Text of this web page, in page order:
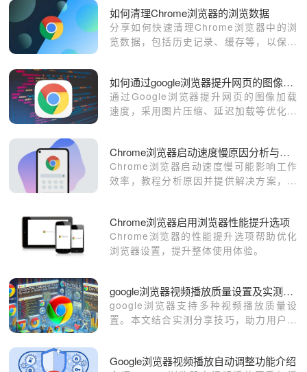
如何清理Chrome浏览器的浏览数据
分享如何快速清理Chrome浏览器中的浏
览数据，包括历史记录、缓存等，以保护
如何通过google浏览器提升网页的图像加载速度
通过Google浏览器提升网页的图像加载
速度，采用图片压缩、延迟加载等优化方
Chrome浏览器启动速度慢原因分析与解决方法
Chrome浏览器启动速度慢可能影响工作
效率，教程分析原因并提供解决方案，包
Chrome浏览器启用浏览器性能提升选项
Chrome浏览器的性能提升选项帮助优化
浏览器设置，提升整体使用体验。
google浏览器视频播放质量设置及实测技巧
google浏览器支持多种视频播放质量设
置。本文结合实测分享技巧，助力用户提
Google浏览器视频播放自动调整功能介绍